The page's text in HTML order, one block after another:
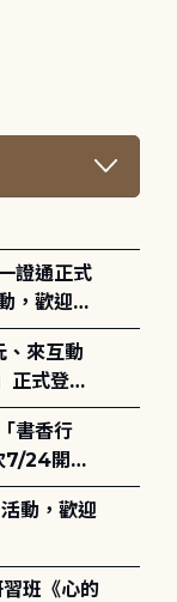
，歡迎踴
正式登
7/24開始
習班《心的